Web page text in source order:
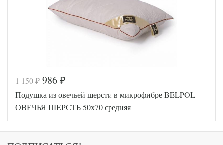
Производитель
(Россия)
Код товара
Артикул
BP46071457
55367
Размер
подушки
Верблюжья
1 150₽ 986 ₽
Подушка из овечьей шерсти в микрофибре BELPOL
ОВЕЧЬЯ ШЕРСТЬ 50х70 средняя